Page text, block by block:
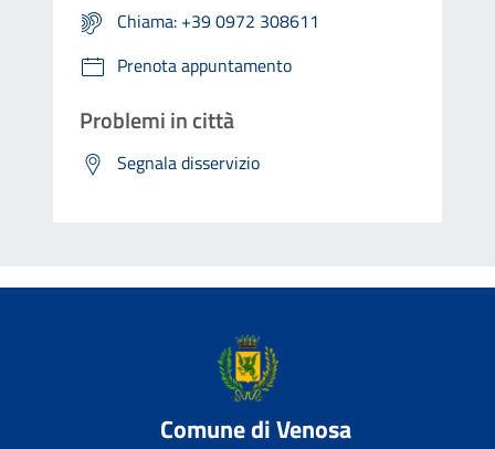
Chiama: +39 0972 308611
Prenota appuntamento
Problemi in città
Segnala disservizio
Comune di Venosa